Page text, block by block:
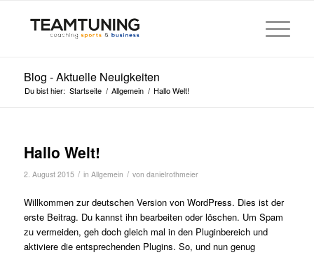
Blog - Aktuelle Neuigkeiten
Du bist hier: Startseite / Allgemein / Hallo Welt!
Hallo Welt!
2. August 2015 / in Allgemein / von danielrothmeier
Willkommen zur deutschen Version von WordPress. Dies ist der
erste Beitrag. Du kannst ihn bearbeiten oder löschen. Um Spam
zu vermeiden, geh doch gleich mal in den Pluginbereich und
aktiviere die entsprechenden Plugins. So, und nun genug